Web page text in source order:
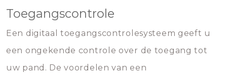
Toegangscontrole
Een digitaal toegangscontrolesysteem geeft u
een ongekende controle over de toegang tot
uw pand. De voordelen van een